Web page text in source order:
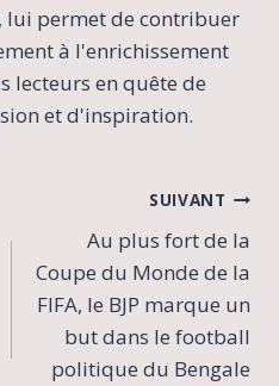
lui permet de contribuer
à l'enrichissement
lecteurs en quête de
et d'inspiration.
SUIVANT
Au plus fort de la
Coupe du Monde de la
FIFA, le BJP marque un
but dans le football
politique du Bengale